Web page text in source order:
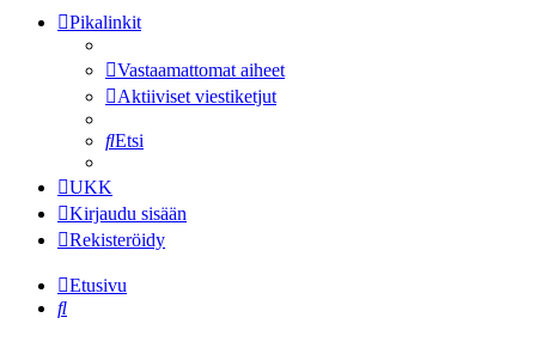
Pikalinkit
Vastaamattomat aiheet
Aktiiviset viestiketjut
Etsi
UKK
Kirjaudu sisään
Rekisteröidy
Etusivu
Etsi